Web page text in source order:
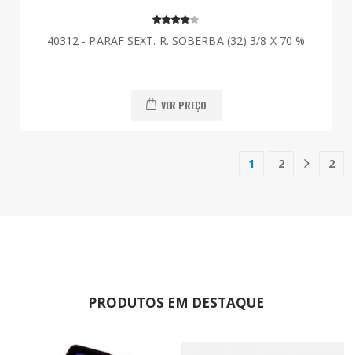
40312 - PARAF SEXT. R. SOBERBA (32) 3/8 X 70 %
VER PREÇO
1(current)
2 2
PRODUTOS EM DESTAQUE